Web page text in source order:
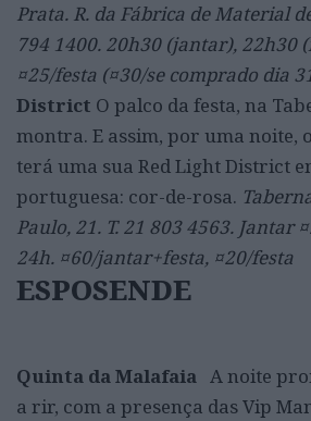
Prata. R. da Fábrica de Material
794 1400. 20h30 (jantar), 22h30
¤25/festa (¤30/se comprado dia
District O palco da festa, na
montra. E assim, por uma noite,
terá uma sua Red Light District
portuguesa: cor-de-rosa.
Paulo, 21. T. 21 803 4563. Jantar
24h. ¤60/jantar+festa, ¤20/festa
ESPOSENDE
Quinta da Malafaia A noite
a rir, com a presença das Vip